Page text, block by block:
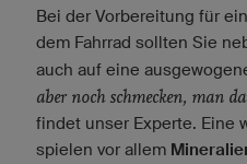
Bei der Vorbereitung für
dem Fahrrad sollten Sie
auch auf eine
aber noch schmecken, man
findet unser Experte. Eine
spielen vor allem